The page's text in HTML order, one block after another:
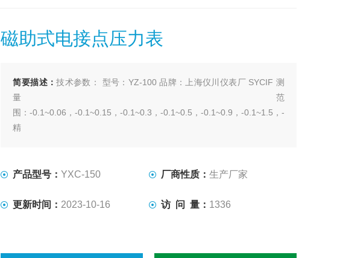
磁助式电接点压力表
简要描述：技术参数： 型号：YZ-100 品牌：上海仪川仪表厂 SYCIF 测
量范
围：-0.1~0.06，-0.1~0.15，-0.1~0.3，-0.1~0.5，-0.1~0.9，-0.1~1.5，-0.1~2.4
精
产品型号：YXC-150 厂商性质： 生产厂家
更新时间： 2023-10-16 访 问 量： 1336